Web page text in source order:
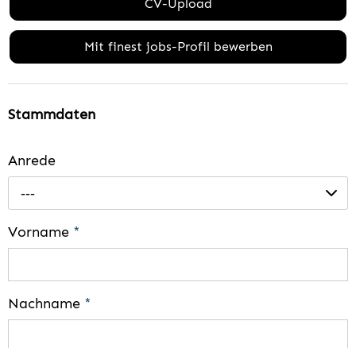
CV-Upload
Mit finest jobs-Profil bewerben
Stammdaten
Anrede
---
Vorname *
Nachname *